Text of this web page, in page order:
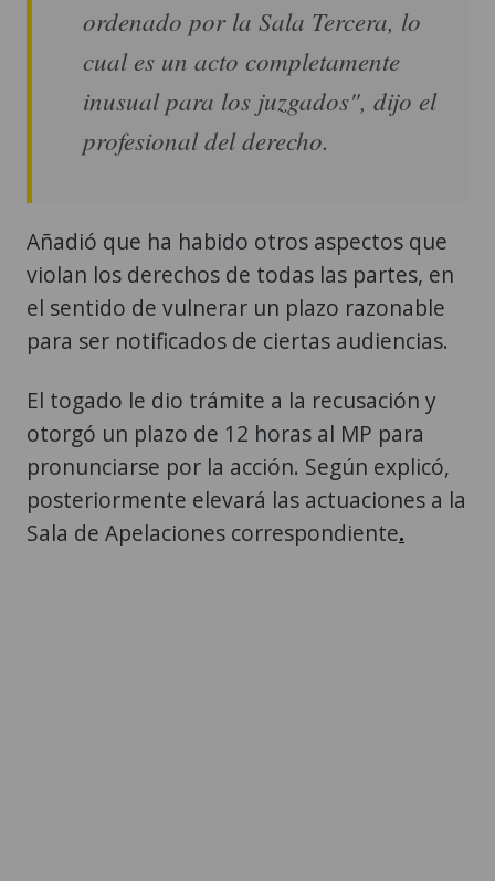
ordenado por la Sala Tercera, lo
cual es un acto completamente
inusual para los juzgados", dijo el
profesional del derecho.
Añadió que ha habido otros aspectos que
violan los derechos de todas las partes, en
el sentido de vulnerar un plazo razonable
para ser notificados de ciertas audiencias.
El togado le dio trámite a la recusación y
otorgó un plazo de 12 horas al MP para
pronunciarse por la acción. Según explicó,
posteriormente elevará las actuaciones a la
Sala de Apelaciones correspondiente.